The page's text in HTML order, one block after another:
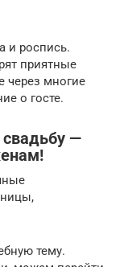
и роспись.
приятные
через многие
о госте.
—
тему.